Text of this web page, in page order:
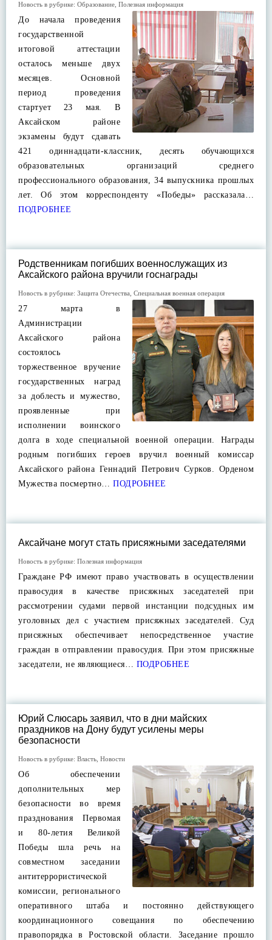
Новость в рубрике: Образование Полезная информация
До начала проведения
государственной
итоговой аттестации
осталось меньше двух
месяцев. Основной
период проведения
стартует 23 мая. В
Аксайском районе
экзамены будут сдавать
421 одиннадцати-классник, десять обучающихся
образовательных организаций среднего
профессионального образования, 34 выпускника прошлых
лет. Об этом корреспонденту «Победы» рассказала…
ПОДРОБНЕЕ
Родственникам погибших военнослужащих из
Аксайского района вручили госнаграды
Новость в рубрике: Защита Отечества Специальная военная операция
27 марта в
Администрации
Аксайского района
состоялось
торжественное вручение
государственных наград
за доблесть и мужество,
проявленные при
исполнении воинского
долга в ходе специальной военной операции. Награды
родным погибших героев вручил военный комиссар
Аксайского района Геннадий Петрович Сурков. Орденом
Мужества посмертно… ПОДРОБНЕЕ
Аксайчане могут стать присяжными заседателями
Новость в рубрике: Полезная информация
Граждане РФ имеют право участвовать в осуществлении
правосудия в качестве присяжных заседателей при
рассмотрении судами первой инстанции подсудных им
уголовных дел с участием присяжных заседателей. Суд
присяжных обеспечивает непосредственное участие
граждан в отправлении правосудия. При этом присяжные
заседатели, не являющиеся… ПОДРОБНЕЕ
Юрий Слюсарь заявил, что в дни майских
праздников на Дону будут усилены меры
безопасности
Новость в рубрике: Власть Новости
Об обеспечении
дополнительных мер
безопасности во время
празднования Первомая
и 80-летия Великой
Победы шла речь на
совместном заседании
антитеррористической
комиссии, регионального
оперативного штаба и постоянно действующего
координационного совещания по обеспечению
правопорядка в Ростовской области. Заседание прошло